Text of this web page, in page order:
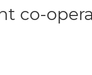
co-